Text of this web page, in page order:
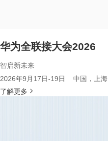
华为全联接大会2026
智启新未来
2026年9月17日-19日 中国，上海
了解更多